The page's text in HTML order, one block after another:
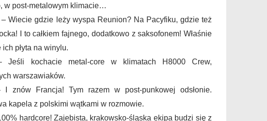
w post-metalowym klimacie…
Wiecie gdzie leży wyspa Reunion? Na Pacyfiku, gdzie też
I to całkiem fajnego, dodatkowo z saksofonem! Właśnie
ich płyta na winylu.
Jeśli kochacie metal-core w klimatach H8000 Crew,
warszawiaków.
I znów Francja! Tym razem w post-punkowej odsłonie.
kapela z polskimi wątkami w rozmowie.
hardcore! Zajebista, krakowsko-śląska ekipa budzi się z